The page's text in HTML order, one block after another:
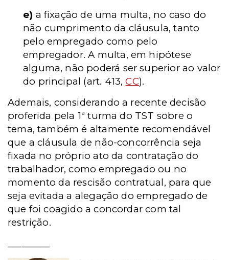
e) a fixação de uma multa, no caso do
não cumprimento da cláusula, tanto
pelo empregado como pelo
empregador. A multa, em hipótese
alguma, não poderá ser superior ao valor
do principal (art. 413,CC).
Ademais, considerando a recente decisão
proferida pela 1ª turma do TST sobre o
tema, também é altamente recomendável
que a cláusula de não-concorrência seja
fixada no próprio ato da contratação do
trabalhador, como empregado ou no
momento da rescisão contratual, para que
seja evitada a alegação do empregado de
que foi coagido a concordar com tal
restrição.